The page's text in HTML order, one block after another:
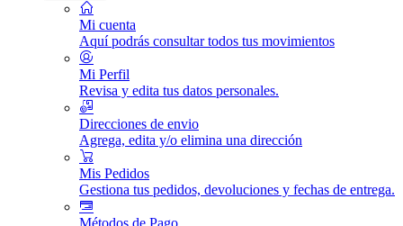
Mi cuenta
Aquí podrás consultar todos tus movimientos
Mi Perfil
Revisa y edita tus datos personales.
Direcciones de envio
Agrega, edita y/o elimina una dirección
Mis Pedidos
Gestiona tus pedidos, devoluciones y fechas de entrega.
Métodos de Pago